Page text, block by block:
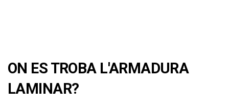
ON ES TROBA L'ARMADURA
LAMINAR?